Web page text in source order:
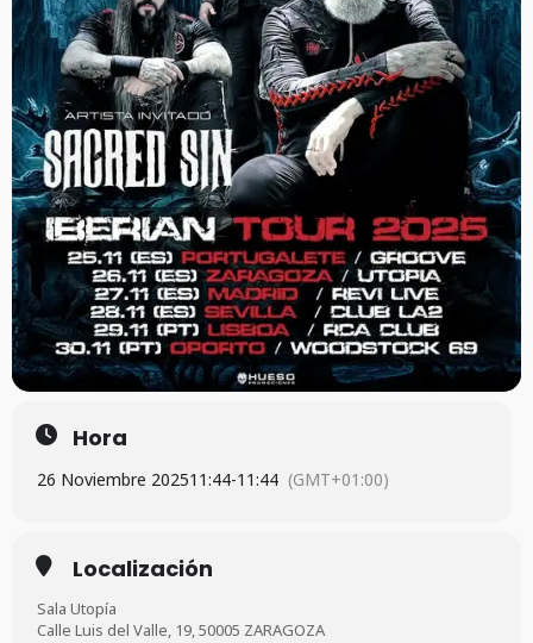
Hora
26 Noviembre 202511:44-11:44 (GMT+01:00)
Localización
Sala Utopía
Calle Luis del Valle, 19, 50005 ZARAGOZA